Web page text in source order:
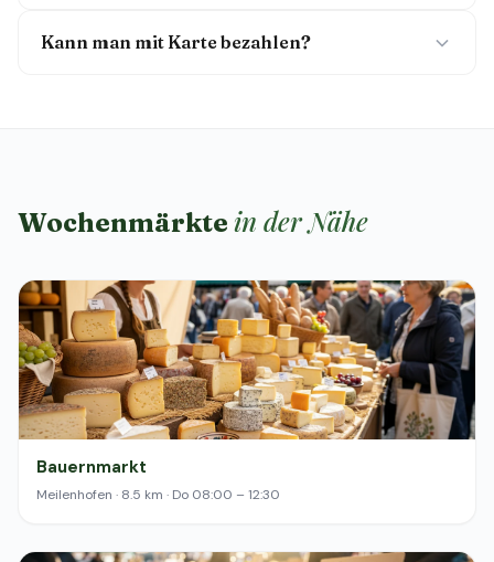
Kann man mit Karte bezahlen?
Wochenmärkte in der Nähe
Bauernmarkt
Meilenhofen · 8.5 km · Do 08:00 – 12:30